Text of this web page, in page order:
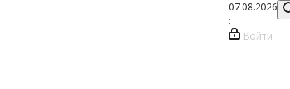
07.08.2026
:
Войти